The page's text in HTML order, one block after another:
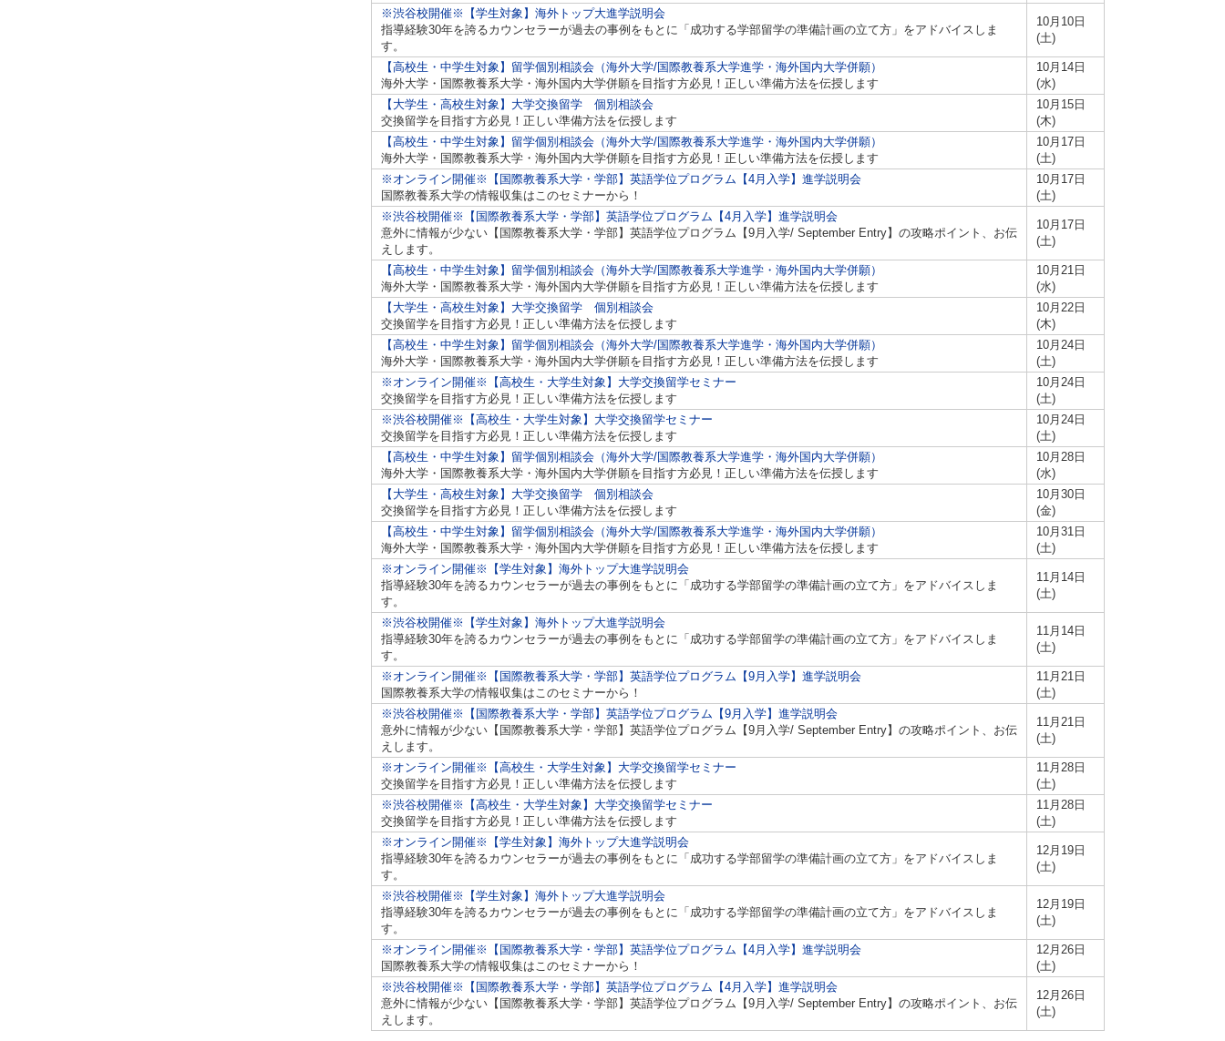
※渋谷校開催※【学生対象】海外トップ大進学説明会
指導経験30年を誇るカウンセラーが過去の事例をもとに「成功する学部留学の準備計画の立て方」をアドバイスしま
す。
10月10日
(土)
【高校生・中学生対象】留学個別相談会（海外大学/国際教養系大学進学・海外国内大学併願）
海外大学・国際教養系大学・海外国内大学併願を目指す方必見！正しい準備方法を伝授します
10月14日
(水)
【大学生・高校生対象】大学交換留学 個別相談会
交換留学を目指す方必見！正しい準備方法を伝授します
10月15日
(木)
【高校生・中学生対象】留学個別相談会（海外大学/国際教養系大学進学・海外国内大学併願）
海外大学・国際教養系大学・海外国内大学併願を目指す方必見！正しい準備方法を伝授します
10月17日
(土)
※オンライン開催※【国際教養系大学・学部】英語学位プログラム【4月入学】進学説明会
国際教養系大学の情報収集はこのセミナーから！
10月17日
(土)
※渋谷校開催※【国際教養系大学・学部】英語学位プログラム【4月入学】進学説明会
意外に情報が少ない【国際教養系大学・学部】英語学位プログラム【9月入学/ September Entry】の攻略ポイント、お伝
えします。
10月17日
(土)
【高校生・中学生対象】留学個別相談会（海外大学/国際教養系大学進学・海外国内大学併願）
海外大学・国際教養系大学・海外国内大学併願を目指す方必見！正しい準備方法を伝授します
10月21日
(水)
【大学生・高校生対象】大学交換留学 個別相談会
交換留学を目指す方必見！正しい準備方法を伝授します
10月22日
(木)
【高校生・中学生対象】留学個別相談会（海外大学/国際教養系大学進学・海外国内大学併願）
海外大学・国際教養系大学・海外国内大学併願を目指す方必見！正しい準備方法を伝授します
10月24日
(土)
※オンライン開催※【高校生・大学生対象】大学交換留学セミナー
交換留学を目指す方必見！正しい準備方法を伝授します
10月24日
(土)
※渋谷校開催※【高校生・大学生対象】大学交換留学セミナー
交換留学を目指す方必見！正しい準備方法を伝授します
10月24日
(土)
【高校生・中学生対象】留学個別相談会（海外大学/国際教養系大学進学・海外国内大学併願）
海外大学・国際教養系大学・海外国内大学併願を目指す方必見！正しい準備方法を伝授します
10月28日
(水)
【大学生・高校生対象】大学交換留学 個別相談会
交換留学を目指す方必見！正しい準備方法を伝授します
10月30日
(金)
【高校生・中学生対象】留学個別相談会（海外大学/国際教養系大学進学・海外国内大学併願）
海外大学・国際教養系大学・海外国内大学併願を目指す方必見！正しい準備方法を伝授します
10月31日
(土)
※オンライン開催※【学生対象】海外トップ大進学説明会
指導経験30年を誇るカウンセラーが過去の事例をもとに「成功する学部留学の準備計画の立て方」をアドバイスしま
す。
11月14日
(土)
※渋谷校開催※【学生対象】海外トップ大進学説明会
指導経験30年を誇るカウンセラーが過去の事例をもとに「成功する学部留学の準備計画の立て方」をアドバイスしま
す。
11月14日
(土)
※オンライン開催※【国際教養系大学・学部】英語学位プログラム【9月入学】進学説明会
国際教養系大学の情報収集はこのセミナーから！
11月21日
(土)
※渋谷校開催※【国際教養系大学・学部】英語学位プログラム【9月入学】進学説明会
意外に情報が少ない【国際教養系大学・学部】英語学位プログラム【9月入学/ September Entry】の攻略ポイント、お伝
えします。
11月21日
(土)
※オンライン開催※【高校生・大学生対象】大学交換留学セミナー
交換留学を目指す方必見！正しい準備方法を伝授します
11月28日
(土)
※渋谷校開催※【高校生・大学生対象】大学交換留学セミナー
交換留学を目指す方必見！正しい準備方法を伝授します
11月28日
(土)
※オンライン開催※【学生対象】海外トップ大進学説明会
指導経験30年を誇るカウンセラーが過去の事例をもとに「成功する学部留学の準備計画の立て方」をアドバイスしま
す。
12月19日
(土)
※渋谷校開催※【学生対象】海外トップ大進学説明会
指導経験30年を誇るカウンセラーが過去の事例をもとに「成功する学部留学の準備計画の立て方」をアドバイスしま
す。
12月19日
(土)
※オンライン開催※【国際教養系大学・学部】英語学位プログラム【4月入学】進学説明会
国際教養系大学の情報収集はこのセミナーから！
12月26日
(土)
※渋谷校開催※【国際教養系大学・学部】英語学位プログラム【4月入学】進学説明会
意外に情報が少ない【国際教養系大学・学部】英語学位プログラム【9月入学/ September Entry】の攻略ポイント、お伝
えします。
12月26日
(土)